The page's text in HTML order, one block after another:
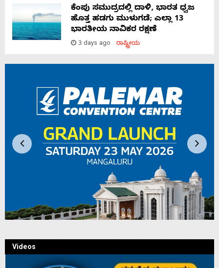
ಕೆಂಪು ಸಮುದ್ರದಲ್ಲಿ ದಾಳಿ, ಭಾರತ ಧ್ವಜ
ಹೊತ್ತ ಹಡಗು ಮುಳುಗಡೆ; ಎಲ್ಲಾ 13
ಭಾರತೀಯ ನಾವಿಕರ ರಕ್ಷಣೆ
3 days ago ರಾಷ್ಟ್ರೀಯ
Videos